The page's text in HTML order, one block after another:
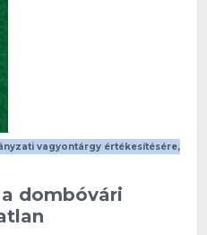
vagyontárgy értékesítésére,
dombóvári